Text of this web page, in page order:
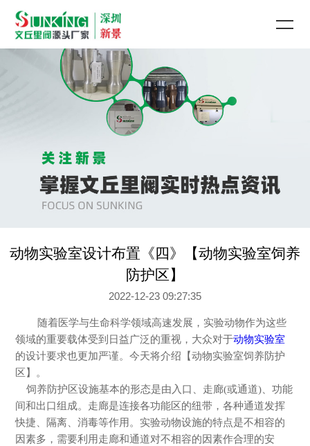
动物实验室设计布置《四》【动物实验室饲养
防护区】
2022-12-23 09:27:35
随着医学与生命科学领域高速发展，实验动物作为这些
领域的重要载体受到日益广泛的重视，大众对于动物实验室
的设计要求也更加严谨。今天将介绍【动物实验室饲养防护
区】。
饲养防护区设施基本的形态是由入口、走廊(或通道)、功能
间和出口组成。走廊是连接各功能区的纽带，各种通道发挥
快捷、隔离、消毒等作用。实验动物设施的特点是不相容的
因素多，需要利用走廊和通道对不相容的因素作合理的安